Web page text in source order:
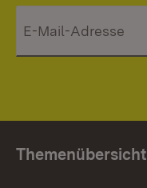
Themenübersicht